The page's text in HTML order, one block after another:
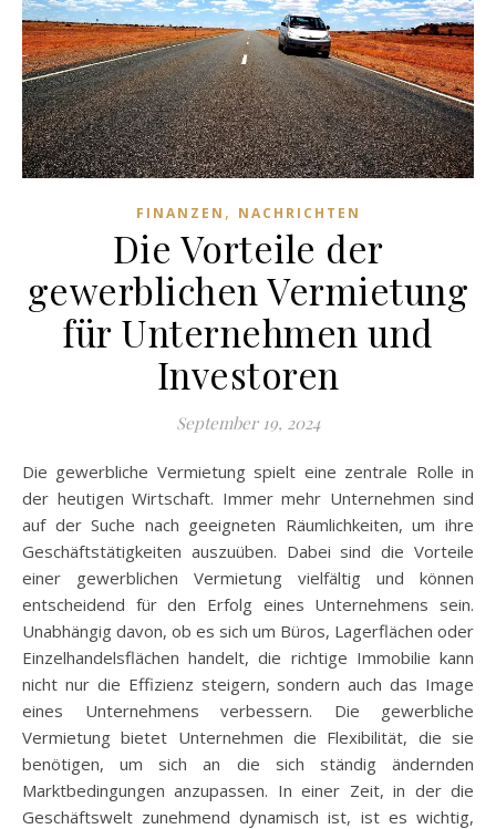
FINANZEN , NACHRICHTEN
Die Vorteile der
gewerblichen Vermietung
für Unternehmen und
Investoren
September 19, 2024
Die gewerbliche Vermietung spielt eine zentrale Rolle in
der heutigen Wirtschaft. Immer mehr Unternehmen sind
auf der Suche nach geeigneten Räumlichkeiten, um ihre
Geschäftstätigkeiten auszuüben. Dabei sind die Vorteile
einer gewerblichen Vermietung vielfältig und können
entscheidend für den Erfolg eines Unternehmens sein.
Unabhängig davon, ob es sich um Büros, Lagerflächen oder
Einzelhandelsflächen handelt, die richtige Immobilie kann
nicht nur die Effizienz steigern, sondern auch das Image
eines Unternehmens verbessern. Die gewerbliche
Vermietung bietet Unternehmen die Flexibilität, die sie
benötigen, um sich an die sich ständig ändernden
Marktbedingungen anzupassen. In einer Zeit, in der die
Geschäftswelt zunehmend dynamisch ist, ist es wichtig,